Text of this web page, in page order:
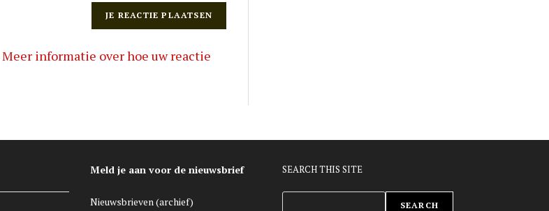
Meer informatie over hoe uw reactie
Meld je aan voor de nieuwsbrief
Nieuwsbrieven (archief)
SEARCH THIS SITE
SEARCH